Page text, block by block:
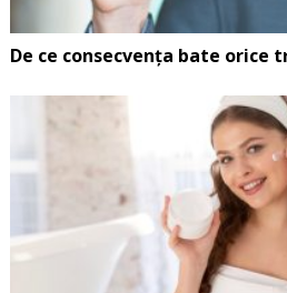
De ce consecvența bate orice